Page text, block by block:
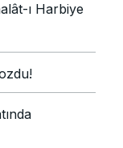
ı Harbiye